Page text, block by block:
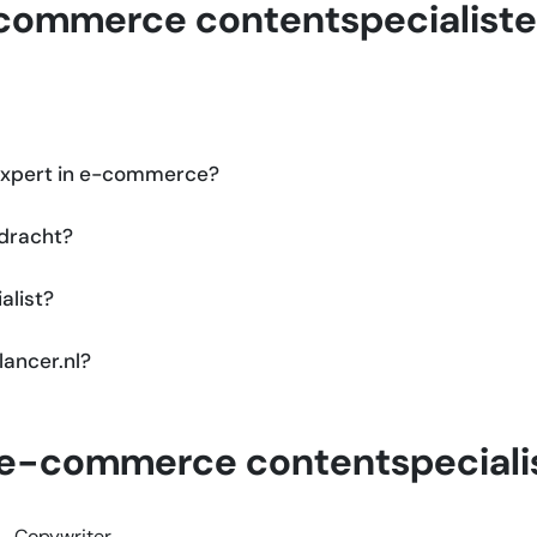
in e-commerce?
commerce